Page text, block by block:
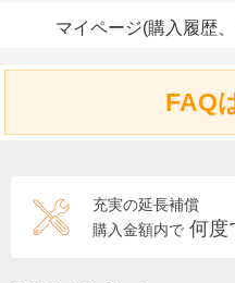
マイページ(購入履歴
FAQ
充実の延長補償
購入金額内で 何度